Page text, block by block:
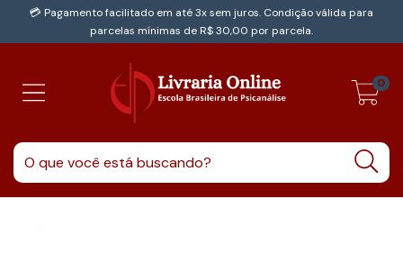
💳 Pagamento facilitado em até 3x sem juros. Condição válida para
parcelas mínimas de R$ 30,00 por parcela.
0